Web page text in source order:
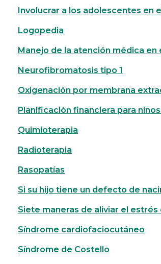
Involucrar a los adolescentes en
Logopedia
Manejo de la atención médica en
Neurofibromatosis tipo 1
Oxigenación por membrana
Planificación financiera para
Quimioterapia
Radioterapia
Rasopatías
Si su hijo tiene un defecto de
Siete maneras de aliviar el
Síndrome cardiofaciocutáneo
Síndrome de Costello